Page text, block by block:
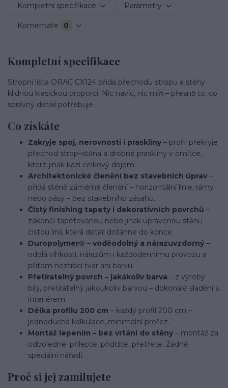
Kompletní specifikace Parametry
Komentáře 0
Kompletní specifikace
Stropní lišta ORAC CX124 přidá přechodu stropu a stěny
klidnou klasickou proporci. Nic navíc, nic míň – přesně to, co
správný detail potřebuje.
Co získáte
Zakryje spoj, nerovnosti i praskliny – profil překryje
přechod strop–stěna a drobné praskliny v omítce,
které jinak kazí celkový dojem.
Architektonické členění bez stavebních úprav –
přidá stěně záměrné členění – horizontální linie, rámy
nebo pásy – bez stavebního zásahu.
Čistý finishing tapety i dekorativních povrchů –
zakončí tapetovanou nebo jinak upravenou stěnu
čistou linií, která detail dotáhne do konce.
Duropolymer® – voděodolný a nárazuvzdorný –
odolá vlhkosti, nárazům i každodennímu provozu a
přitom neztrácí tvar ani barvu.
Přetíratelný povrch – jakákoliv barva – z výroby
bílý, přetíratelný jakoukoliv barvou – dokonalé sladění s
interiérem.
Délka profilu 200 cm – každý profil 200 cm –
jednoduchá kalkulace, minimální prořez.
Montáž lepením – bez vrtání do stěny – montáž za
odpoledne: přilepte, přidržte, přetřete. Žádné
speciální nářadí.
Proč si jej zamilujete